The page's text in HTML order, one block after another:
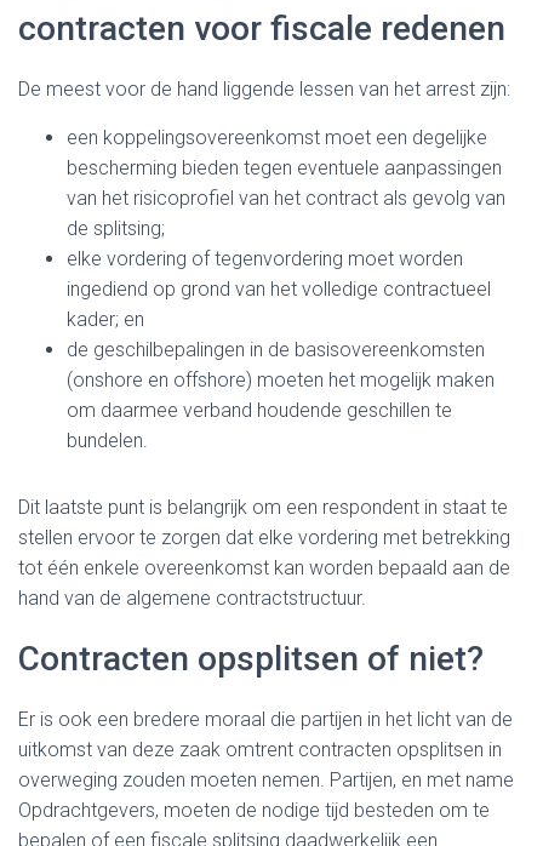
contracten voor fiscale redenen
De meest voor de hand liggende lessen van het arrest zijn:
een koppelingsovereenkomst moet een degelijke
bescherming bieden tegen eventuele aanpassingen
van het risicoprofiel van het contract als gevolg van
de splitsing;
elke vordering of tegenvordering moet worden
ingediend op grond van het volledige contractueel
kader; en
de geschilbepalingen in de basisovereenkomsten
(onshore en offshore) moeten het mogelijk maken
om daarmee verband houdende geschillen te
bundelen.
Dit laatste punt is belangrijk om een respondent in staat te
stellen ervoor te zorgen dat elke vordering met betrekking
tot één enkele overeenkomst kan worden bepaald aan de
hand van de algemene contractstructuur.
Contracten opsplitsen of niet?
Er is ook een bredere moraal die partijen in het licht van de
uitkomst van deze zaak omtrent contracten opsplitsen in
overweging zouden moeten nemen. Partijen, en met name
Opdrachtgevers, moeten de nodige tijd besteden om te
bepalen of een fiscale splitsing daadwerkelijk een